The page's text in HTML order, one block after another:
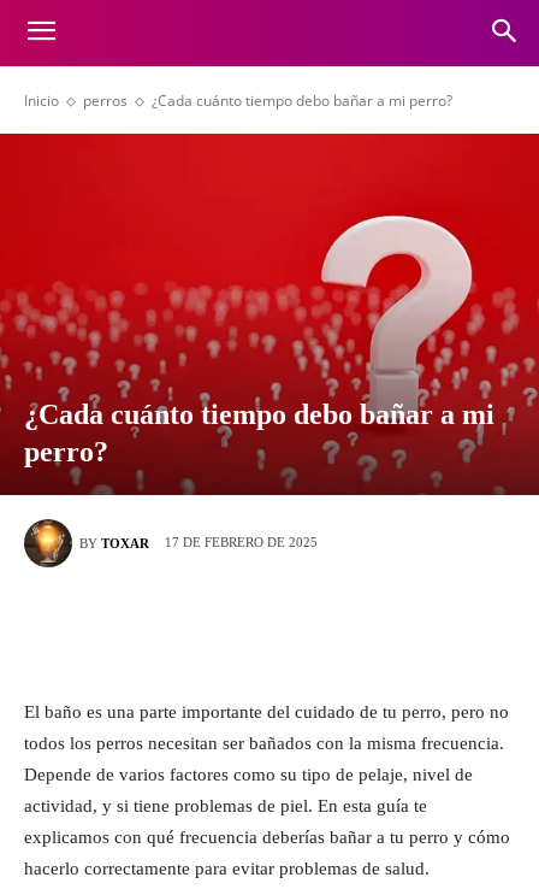
Inicio perros ¿Cada cuánto tiempo debo bañar a mi perro?
¿Cada cuánto tiempo debo bañar a mi
perro?
BY TOXAR 17 DE FEBRERO DE 2025
El baño es una parte importante del cuidado de tu perro, pero no
todos los perros necesitan ser bañados con la misma frecuencia.
Depende de varios factores como su tipo de pelaje, nivel de
actividad, y si tiene problemas de piel. En esta guía te
explicamos con qué frecuencia deberías bañar a tu perro y cómo
hacerlo correctamente para evitar problemas de salud.